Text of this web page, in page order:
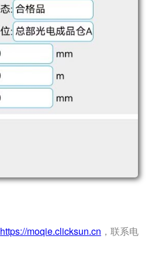
https://moqie.clicksun.cn ，联系电